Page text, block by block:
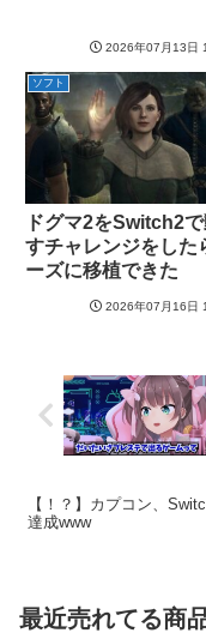
2026年07月13日
ソフト
ドグマ2をSwitch2
すチャレンジをした
ーズに移植できた
2026年07月16日
【！？】カプコン、
達成www
最近売れてる商